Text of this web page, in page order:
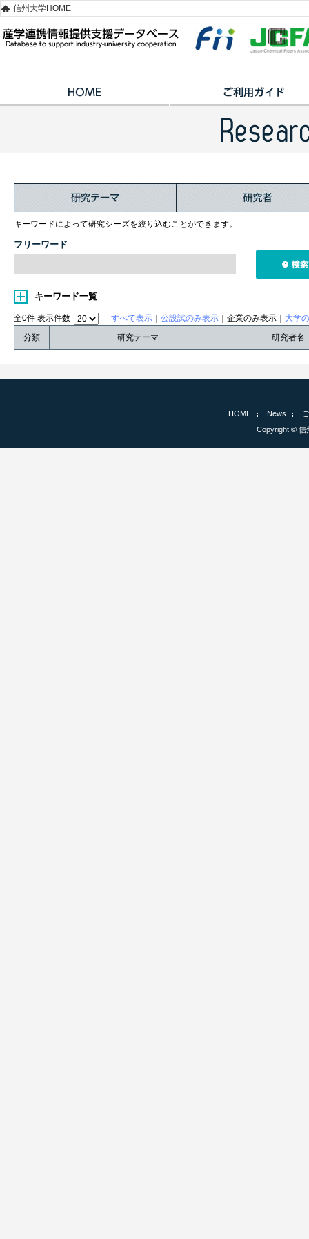
信州大学HOME
キーワードによって研究シーズを絞り込むことができます。
フリーワード
キーワード一覧
全0件 表示件数 すべて表示 公設試のみ表示 ｜企業のみ表示｜ 大学
分類
研究テーマ 研究者名
HOME News
Copyright © 信